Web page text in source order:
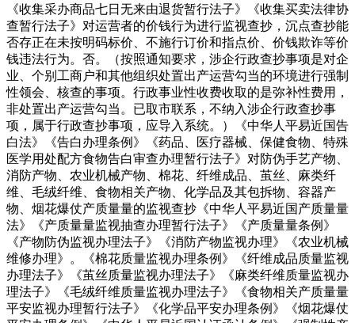
《收集采办商品七日无来由退货暂行法子》《收集买卖法律协
查暂行法子》对运营者的价钱行为进行监视查抄，沉点查抄能
否存正在未按明码标价、不施行订价和指点价、价钱欺诈等价
钱违法行为。否。（按照通知要求，涉企行政查抄事项是对企
业、个别工商户和其他组织处置出产运营勾当的环境进行强制
性领会、核查的事项。行政事业性收费收取的是弥补性费用，
非处置出产运营勾当。已取市联系，不纳入涉企行政查抄事
项，属于行政查抄事项，应导入系统。）《中华人平易近国告
白法》《告白办理条例》《药品、医疗器械、保健食物、特殊
医学用处配方食物告白审查办理暂行法子》对防伪手艺产物、
消防产物、农业机械产物、棉花、纤维成品、茧丝、麻类纤
维、毛绒纤维、食物相关产物、化学品及其包拆物、容器产
物、烟花爆仗产质量量的监视查抄《中华人平易近国产质量量
法》《产质量量监视抽查办理暂行法子》《产质量量条例》
《产物防伪监视办理法子》《消防产物监视办理》《农业机械
维修办理》。《棉花质量监视办理条例》《纤维成品质量监视
办理法子》《茧丝质量监视办理法子》《麻类纤维质量监视办
理法子》《毛绒纤维质量监视办理法子》《食物相关产质量量
平安监视办理暂行法子》《化学品平安办理条例》《烟花爆仗